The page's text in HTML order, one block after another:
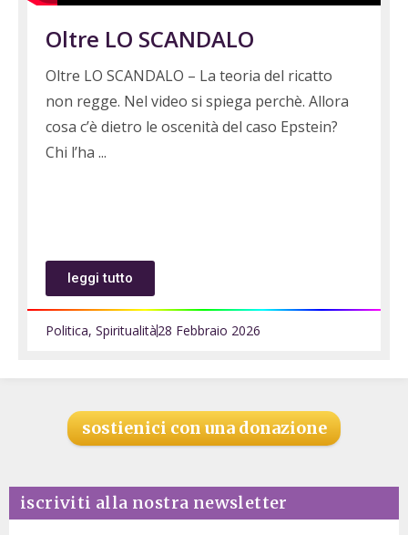
Oltre LO SCANDALO
Oltre LO SCANDALO – La teoria del ricatto
non regge. Nel video si spiega perchè. Allora
cosa c’è dietro le oscenità del caso Epstein?
Chi l’ha
leggi tutto
Politica, Spiritualità28 Febbraio 2026
sostienici con una donazione
iscriviti alla nostra newsletter